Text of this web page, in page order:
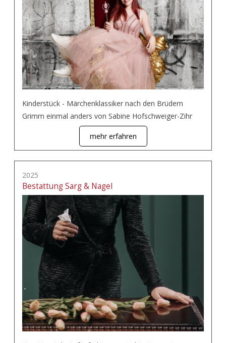
Kinderstück - Märchenklassiker nach den Brüdern
Grimm einmal anders von Sabine Hofschweiger-Zihr
mehr erfahren
2025
Bestattung Sarg & Nagel